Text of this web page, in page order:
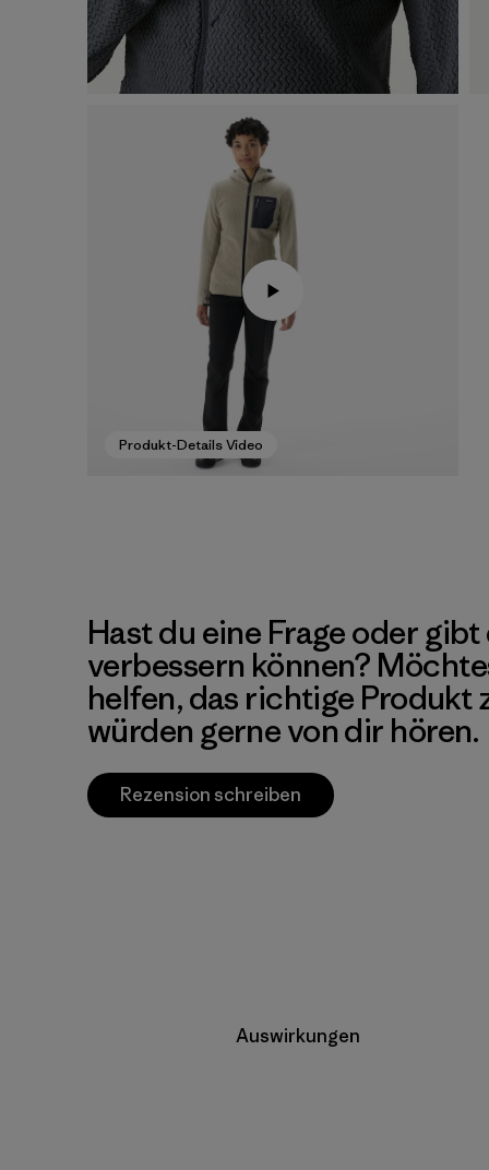
Produkt-Details Video
Hast du eine Frage oder
verbessern können?
helfen, das richtige Produkt
würden gerne von dir hören.
Rezension schreiben
Auswirkungen